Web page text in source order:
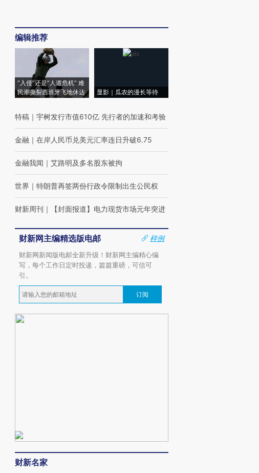
编辑推荐
“入侵”还是“人道危机” 难
民潮撕裂西班牙飞地休达
显影｜瓜农的漫长等待
特稿 ｜ 宇树发行市值610亿 先行者的加速和考验
金融 ｜ 在岸人民币兑美元汇率连日升破6.75
金融我闻 ｜ 艾路明及多名股东被拘
世界 ｜ 特朗普再签两份行政令限制出生公民权
财新周刊 ｜ 【封面报道】电力现货市场元年突进
财新网主编精选版电邮
样例
财新网新闻版电邮全新升级！财新网主编精心编
写，每个工作日定时投递，篇篇重磅，可信可
引。
订阅
财新名家